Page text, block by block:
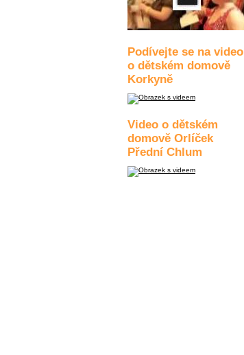
Podívejte se na video
o dětském domově
Korkyně
Video o dětském
domově Orlíček
Přední Chlum